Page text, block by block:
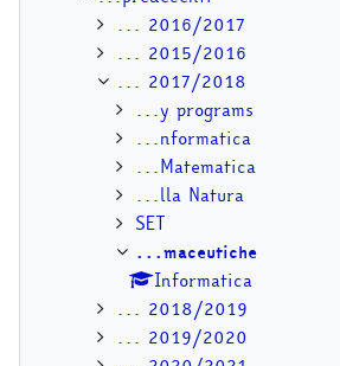
... 2016/2017
... 2015/2016
... 2017/2018
...y programs
...nformatica
...Matematica
...lla Natura
SET
...maceutiche
Informatica
... 2018/2019
... 2019/2020